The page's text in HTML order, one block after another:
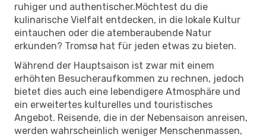
ruhiger und authentischer.Möchtest du die
kulinarische Vielfalt entdecken, in die lokale Kultur
eintauchen oder die atemberaubende Natur
erkunden? Tromsø hat für jeden etwas zu bieten.
Während der Hauptsaison ist zwar mit einem
erhöhten Besucheraufkommen zu rechnen, jedoch
bietet dies auch eine lebendigere Atmosphäre und
ein erweitertes kulturelles und touristisches
Angebot. Reisende, die in der Nebensaison anreisen,
werden wahrscheinlich weniger Menschenmassen,